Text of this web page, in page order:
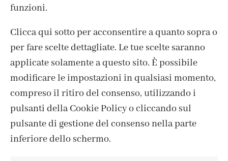
funzioni.
Clicca qui sotto per acconsentire a quanto sopra o
per fare scelte dettagliate. Le tue scelte saranno
applicate solamente a questo sito. È possibile
modificare le impostazioni in qualsiasi momento,
compreso il ritiro del consenso, utilizzando i
pulsanti della Cookie Policy o cliccando sul
pulsante di gestione del consenso nella parte
inferiore dello schermo.
CONTATTI
IL MIO ACCOUNT
PRIVACY POLICY
TERMINI E CONDIZIONI